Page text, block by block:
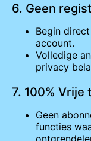
6. Geen
Begin
account.
Volledige
privacy
7. 100% Vrije
Geen
functies